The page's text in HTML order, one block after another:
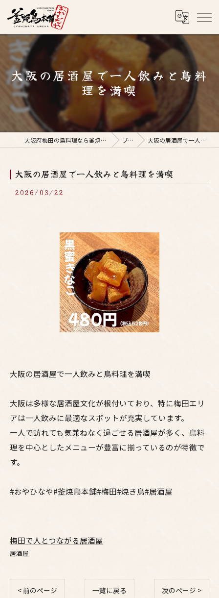
大阪の居酒屋で一人飲みと鳥料
理を満喫
大阪府梅田の鳥料理なら釜焼鳥本舗おやひなや 梅田店 ブログ 大阪の居酒屋で一人飲みと鳥料理を満喫
大阪の居酒屋で一人飲みと鳥料理を満喫
2026/03/22
大阪の居酒屋で一人飲みと鳥料理を満喫
大阪は多様な居酒屋文化が根付いており、特に梅田エリ
アは一人飲みに最適なスポットが充実しています。
一人で訪れても気兼ねなく過ごせる居酒屋が多く、鳥料
理を中心としたメニューが豊富に揃っているのが特徴で
す。
#おやひなや#釜焼鳥本舗#梅田#焼き鳥#居酒屋
梅田で人とつながる居酒屋
居酒屋
< 前のページ 一覧に戻る 次のページ >